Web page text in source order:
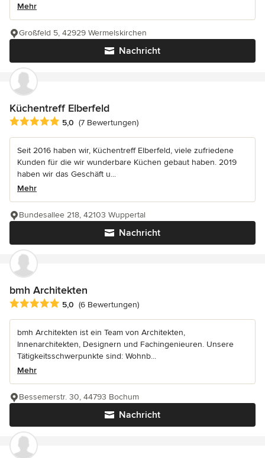
Mehr
Nachricht
Großfeld 5, 42929 Wermelskirchen
Küchentreff Elberfeld
Durchschnittliche Bewertung: 5 von 5 Sternen
5,0 (7 Bewertungen)
Seit 2016 haben wir, Küchentreff Elberfeld, viele zufriedene
Kunden für die wir wunderbare Küchen gebaut haben. 2019
haben wir das Geschäft u...
Mehr
Nachricht
Bundesallee 218, 42103 Wuppertal
bmh Architekten
Durchschnittliche Bewertung: 5 von 5 Sternen
5,0 (6 Bewertungen)
bmh Architekten ist ein Team von Architekten,
Innenarchitekten, Designern und Fachingenieuren. Unsere
Tätigkeitsschwerpunkte sind: Wohnb...
Mehr
Nachricht
Bessemerstr. 30, 44793 Bochum